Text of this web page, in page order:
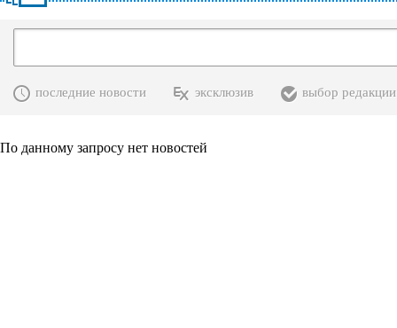
последние новости эксклюзив выбор редакции
По данному запросу нет новостей